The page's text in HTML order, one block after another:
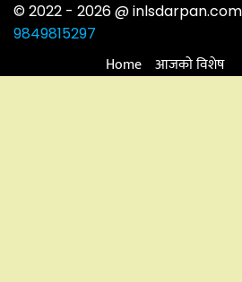
© 2022 - 2026 @
9849815297
Home आजको विशेष